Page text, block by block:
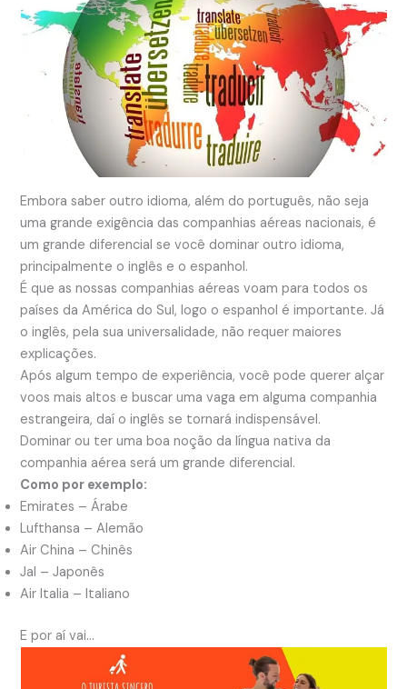
Embora saber outro idioma, além do português, não seja
uma grande exigência das companhias aéreas nacionais, é
um grande diferencial se você dominar outro idioma,
principalmente o inglês e o espanhol.
É que as nossas companhias aéreas voam para todos os
países da América do Sul, logo o espanhol é importante. Já
o inglês, pela sua universalidade, não requer maiores
explicações.
Após algum tempo de experiência, você pode querer alçar
voos mais altos e buscar uma vaga em alguma companhia
estrangeira, daí o inglês se tornará indispensável.
Dominar ou ter uma boa noção da língua nativa da
companhia aérea será um grande diferencial.
Como por exemplo:
Emirates – Árabe
Lufthansa – Alemão
Air China – Chinês
Jal – Japonês
Air Italia – Italiano
E por aí vai…